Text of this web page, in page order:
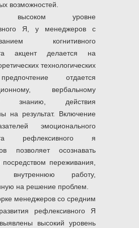
возможностей.
высоком уровне
Я, у менеджеров с
когнитивного
акцент делается на
технологических
отдается
вербальному
знанию, действия
на результат. Включение
эмоционального
рефлексивного я
позволяет осознавать
переживания,
внутреннюю работу,
на решение проблем.
менеджеров со средним
рефлексивного Я
высокий уровень